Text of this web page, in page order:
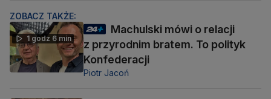
ZOBACZ TAKŻE:
1 godz 6 min
Machulski mówi o relacji
z przyrodnim bratem. To polityk
Konfederacji
Piotr Jacoń